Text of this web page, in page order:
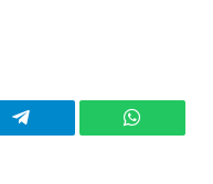
Telegram